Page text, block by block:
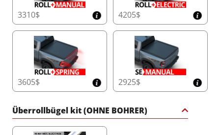
3310$ 4205$
3605$ 2925$
Überrollbügel kit (OHNE BOHRER)